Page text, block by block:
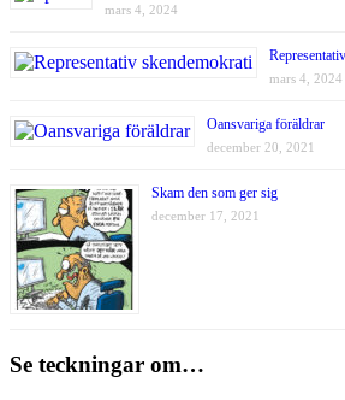
mars 4, 2024
mars 4, 2024
Oansvariga föräldrar
december 20, 2021
Skam den som ger sig
december 17, 2021
Se teckningar om…